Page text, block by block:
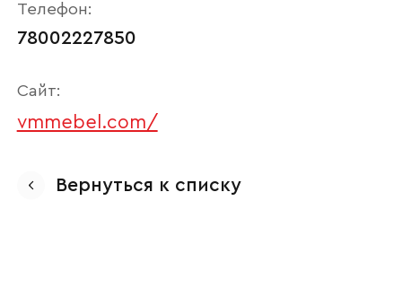
Телефон:
78002227850
Сайт:
vmmebel.com/
Вернуться к списку
Ваше имя